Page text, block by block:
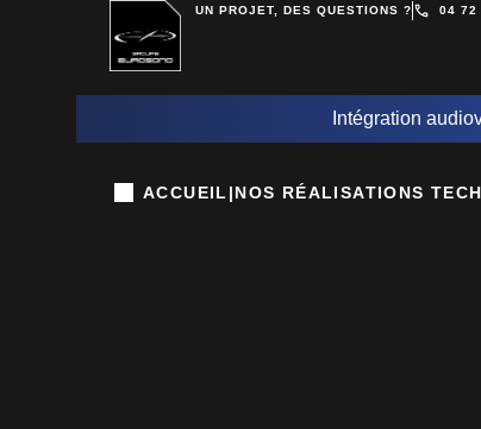
UN PROJET, DES QUESTIONS ? 04 72
Intégration
ACCUEIL |NOS RÉALISATIONS